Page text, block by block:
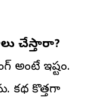
చేస్తారా?
అంటే ఇష్టం.
కథ కొత్తగా